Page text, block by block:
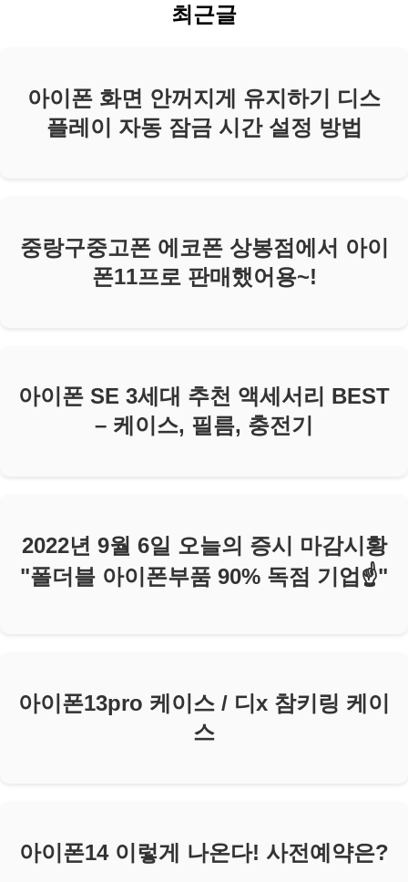
최근글
아이폰 화면 안꺼지게 유지하기 디스
플레이 자동 잠금 시간 설정 방법
중랑구중고폰 에코폰 상봉점에서 아이
폰11프로 판매했어용~!
아이폰 SE 3세대 추천 액세서리 BEST
– 케이스, 필름, 충전기
2022년 9월 6일 오늘의 증시 마감시황
"폴더블 아이폰부품 90% 독점 기업☝️"
아이폰13pro 케이스 / 디x 참키링 케이
스
아이폰14 이렇게 나온다! 사전예약은?